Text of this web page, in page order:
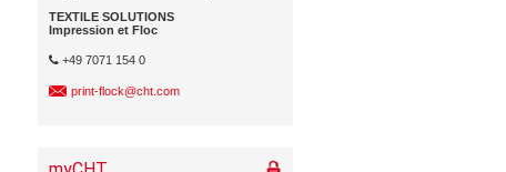
TEXTILE SOLUTIONS
Impression et Floc
+49 7071 154 0
print-flock@cht.com